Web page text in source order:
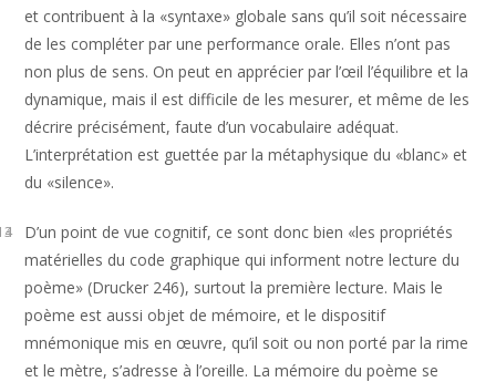
et contribuent à la «syntaxe» globale sans qu’il soit nécessaire
de les compléter par une performance orale. Elles n’ont pas
non plus de sens. On peut en apprécier par l’œil l’équilibre et la
dynamique, mais il est difficile de les mesurer, et même de les
décrire précisément, faute d’un vocabulaire adéquat.
L’interprétation est guettée par la métaphysique du «blanc» et
du «silence».
D’un point de vue cognitif, ce sont donc bien «les propriétés
matérielles du code graphique qui informent notre lecture du
poème» (Drucker 246), surtout la première lecture. Mais le
poème est aussi objet de mémoire, et le dispositif
mnémonique mis en œuvre, qu’il soit ou non porté par la rime
et le mètre, s’adresse à l’oreille. La mémoire du poème se